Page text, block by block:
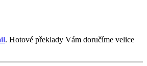
. Hotové překlady Vám doručíme velice